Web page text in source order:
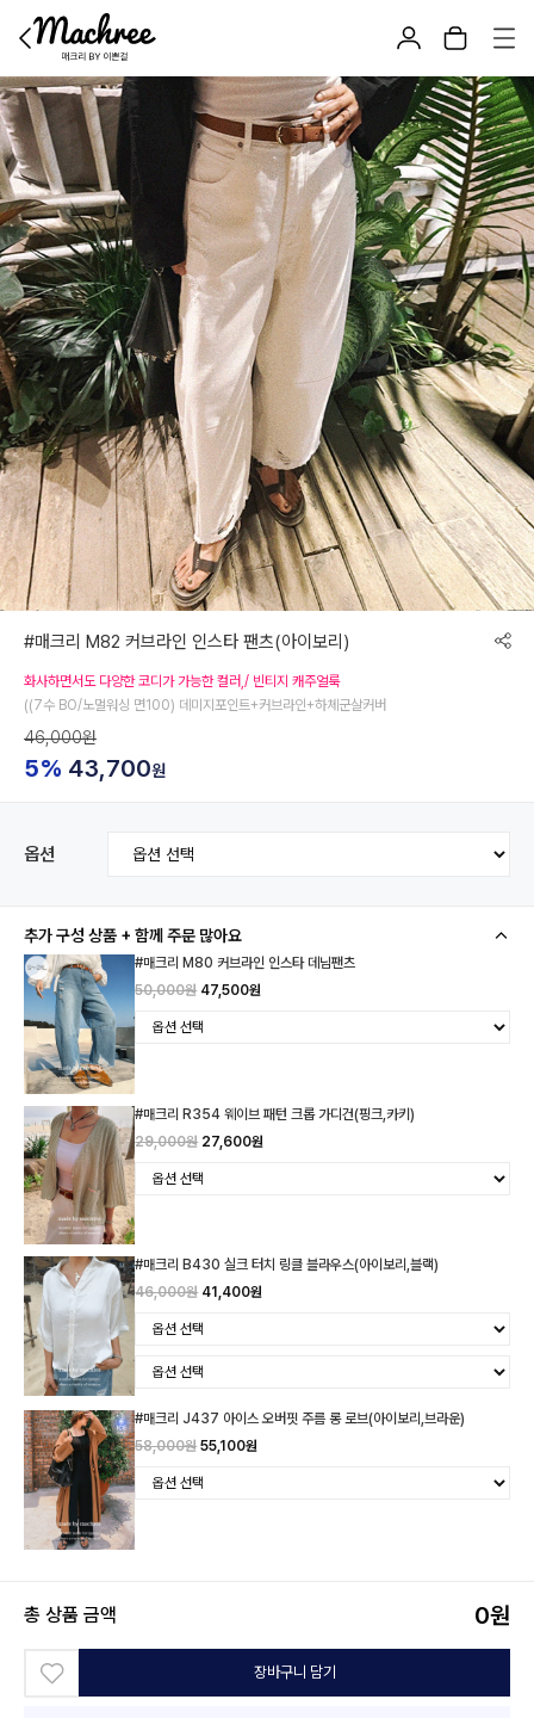
#매크리 M82 커브라인 인스타 팬츠(아이보리)
화사하면서도 다양한 코디가 가능한 컬러,/ 빈티지 캐주얼룩
((7수 BO/노멀워싱 면100) 데미지포인트+커브라인+하체군살커버
46,000원
5% 43,700원
옵션
추가 구성 상품 + 함께 주문 많아요
#매크리 M80 커브라인 인스타 데님팬츠
50,000원 47,500원
#매크리 R354 웨이브 패턴 크롭 가디건(핑크,카키)
29,000원 27,600원
#매크리 B430 실크 터치 링클 블라우스(아이보리,블랙)
46,000원 41,400원
#매크리 J437 아이스 오버핏 주름 롱 로브(아이보리,브라운)
58,000원 55,100원
총 상품 금액 0원
장바구니 담기